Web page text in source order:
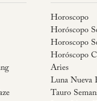
Horoscopo
Horóscopo
Horoscopo
Horóscopo
Aries
Luna Nueva
Tauro